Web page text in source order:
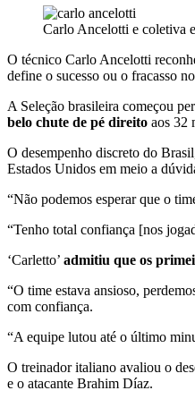
Carlo Ancelotti e coletiva
O técnico Carlo Ancelotti
define o sucesso ou o fracasso
A Seleção brasileira começou
belo chute de pé direito aos 32
O desempenho discreto do
Estados Unidos em meio a
“Não podemos esperar que o
“Tenho total confiança [nos
‘Carletto’ admitiu que os
“O time estava ansioso,
com confiança.
“A equipe lutou até o último
O treinador italiano avaliou o
e o atacante Brahim Díaz.